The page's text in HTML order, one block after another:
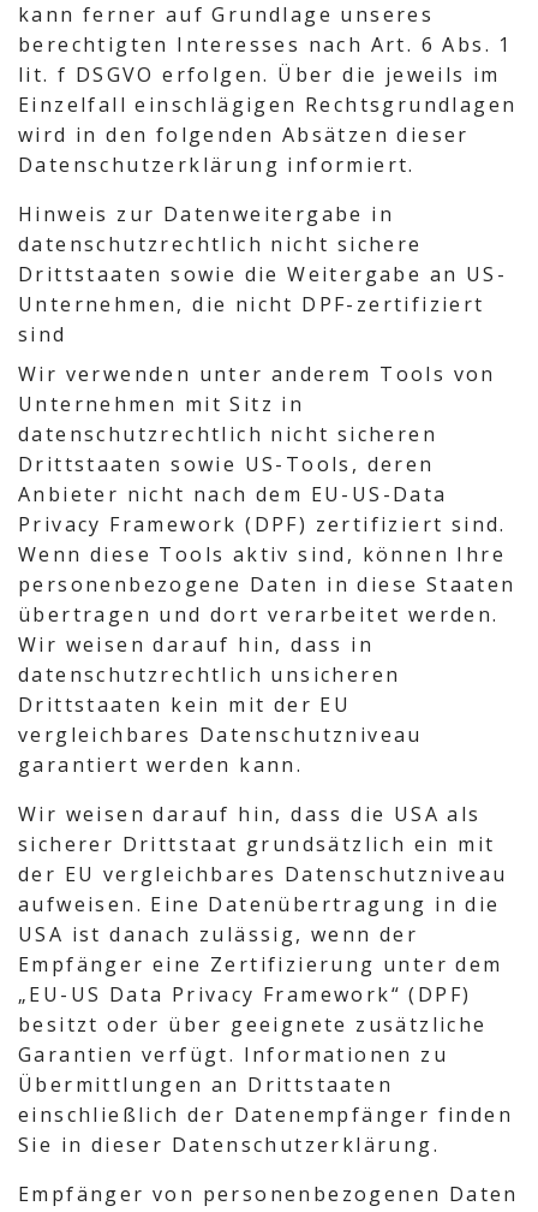
kann ferner auf Grundlage unseres
berechtigten Interesses nach Art. 6 Abs. 1
lit. f DSGVO erfolgen. Über die jeweils im
Einzelfall einschlägigen Rechtsgrundlagen
wird in den folgenden Absätzen dieser
Datenschutzerklärung informiert.
Hinweis zur Datenweitergabe in
datenschutzrechtlich nicht sichere
Drittstaaten sowie die Weitergabe an US-
Unternehmen, die nicht DPF-zertifiziert
sind
Wir verwenden unter anderem Tools von
Unternehmen mit Sitz in
datenschutzrechtlich nicht sicheren
Drittstaaten sowie US-Tools, deren
Anbieter nicht nach dem EU-US-Data
Privacy Framework (DPF) zertifiziert sind.
Wenn diese Tools aktiv sind, können Ihre
personenbezogene Daten in diese Staaten
übertragen und dort verarbeitet werden.
Wir weisen darauf hin, dass in
datenschutzrechtlich unsicheren
Drittstaaten kein mit der EU
vergleichbares Datenschutzniveau
garantiert werden kann.
Wir weisen darauf hin, dass die USA als
sicherer Drittstaat grundsätzlich ein mit
der EU vergleichbares Datenschutzniveau
aufweisen. Eine Datenübertragung in die
USA ist danach zulässig, wenn der
Empfänger eine Zertifizierung unter dem
„EU-US Data Privacy Framework“ (DPF)
besitzt oder über geeignete zusätzliche
Garantien verfügt. Informationen zu
Übermittlungen an Drittstaaten
einschließlich der Datenempfänger finden
Sie in dieser Datenschutzerklärung.
Empfänger von personenbezogenen Daten